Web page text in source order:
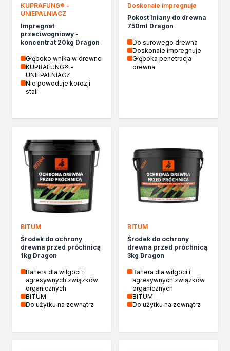
Chemia motoryzacyjna
Żywice
Zmywacze
Produkty do reperacji nadwozi
Szpachlówki
Artykuły sezonowe
Akcja zima
Paliwa specjalistyczne
Klejenie i uszczelnianie
Kleje naprawcze
Kleje specjalistyczne
Kleje do drewna
Kleje do podłóg
Kleje w sprayu
Akryle
Piany
Pozostałe
Czyszczenie i rozcieńczanie
Rozcieńczalniki ogólnego stosowania
Rozcieńczalniki specjalistyczne
Rozcieńczalniki BIO
Chemia gospodarcza
Środki czyszczące
KUPRAFUNG® -
UNIEPALNIACZ
Impregnat
przeciwogniowy -
koncentrat 20kg Dragon
Głęboko wnika w drewno
KUPRAFUNG® -
UNIEPALNIACZ
Nie powoduje korozji
stali
Doskonale impregnuje
Pokost lniany do drewna
750ml Dragon
Do surowego drewna
Doskonale impregnuje
Głęboka penetracja
drewna
BITUM
Środek do ochrony
drewna przed próchnicą
1kg Dragon
Bariera dla wilgoci i
agresywnych związków
organicznych
BITUM
Do użytku na zewnątrz
BITUM
Środek do ochrony
drewna przed próchnicą
3kg Dragon
Bariera dla wilgoci i
agresywnych związków
organicznych
BITUM
Do użytku na zewnątrz